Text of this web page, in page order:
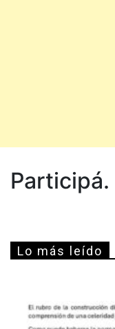
Participá.
Lo más leído